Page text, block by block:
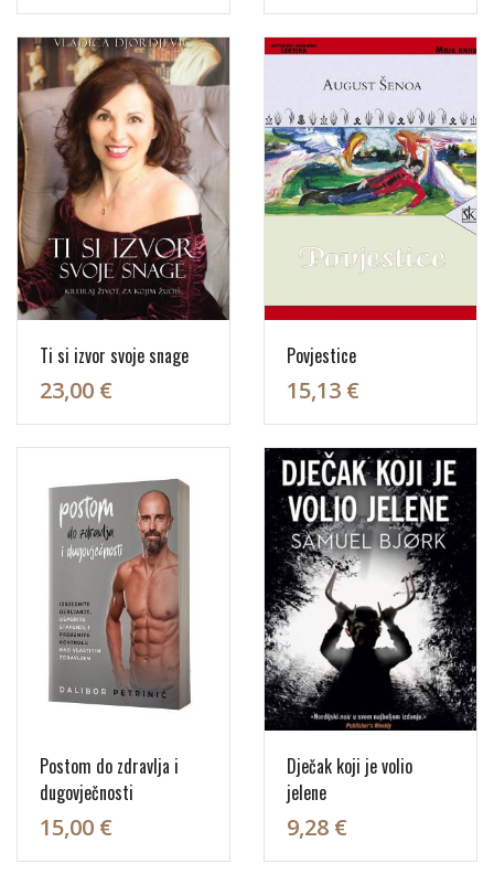
Ti si izvor svoje snage
23,00 €
Povjestice
15,13 €
Postom do zdravlja i
dugovječnosti
15,00 €
Dječak koji je volio
jelene
9,28 €